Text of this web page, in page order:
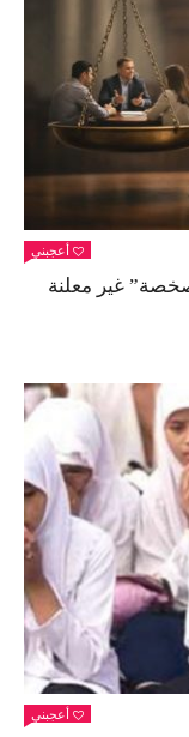
أعجبني
غير معلنة
أعجبني